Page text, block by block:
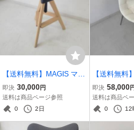
【送料無料】MAGIS マジ
ス Tom & Jerry トム＆ジ
ェリー ハイ ビーチ ブラッ
ク ■管理番号：D-06-33
即決 30,000円
送料は商品ページ参照
0
2日
【送料無料
ッシーナ
カプリスチ
号：D-05-93
即決 58,000円
送料は商品ペ
0
12